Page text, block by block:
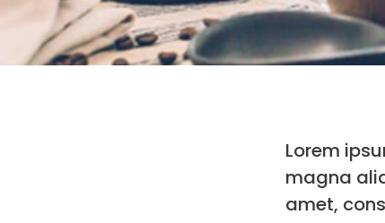
Lorem
magna
amet,